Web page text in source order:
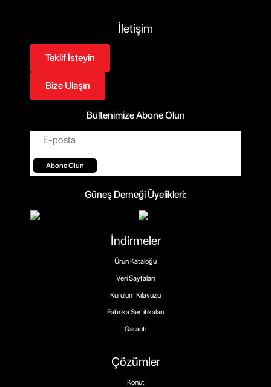
Çözümler
Konut
İndirmeler
Ürün Kataloğu
Veri Sayfaları
Kurulum Kılavuzu
Fabrika Sertifikaları
Garanti
İletişim
Teklif İsteyin
Bize Ulaşın
Bültenimize Abone Olun
E-
posta*
Abone Olun
Güneş Derneği Üyelikleri: